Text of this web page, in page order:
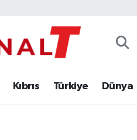
Kıbrıs Türkiye Dünya